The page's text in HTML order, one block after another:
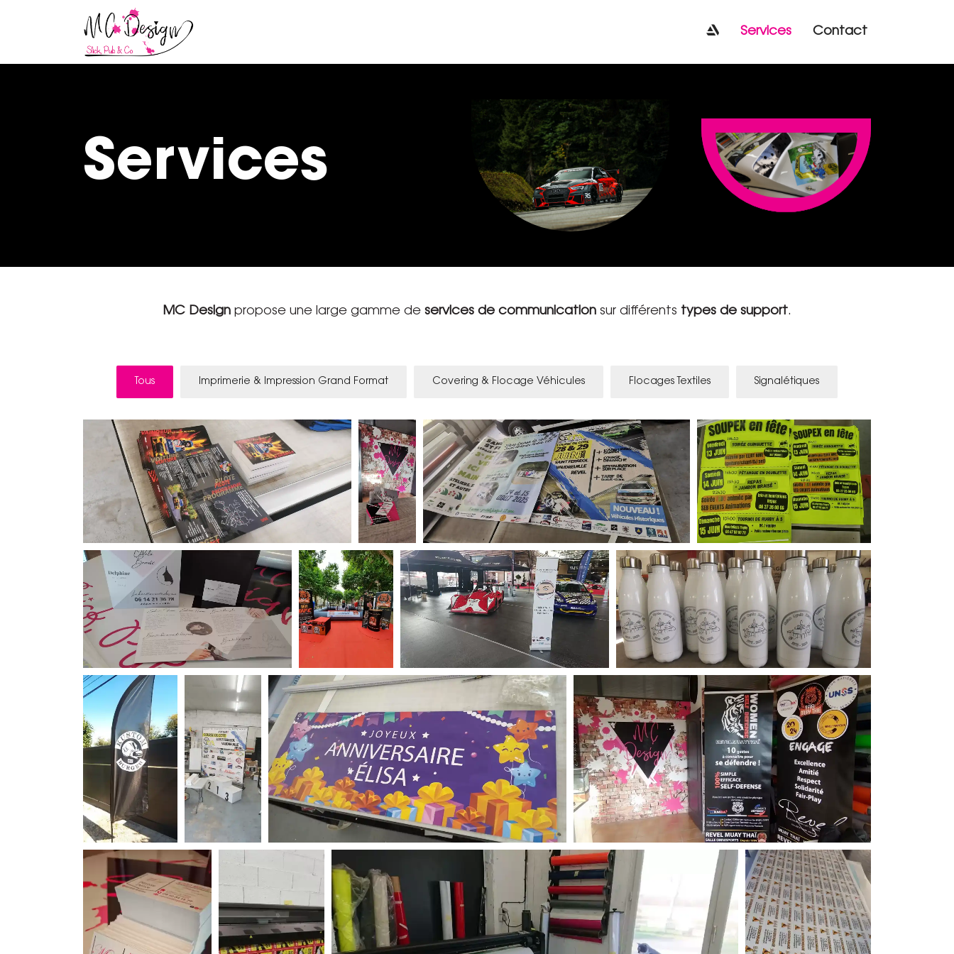
Services Contact
Services
MC Design propose une large gamme de services de communication sur différents types de support.
Tous Imprimerie & Impression Grand Format Covering & Flocage Véhicules Flocages Textiles Signalétiques